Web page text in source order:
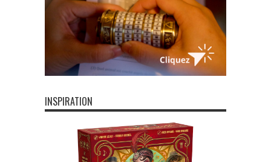
INSPIRATION